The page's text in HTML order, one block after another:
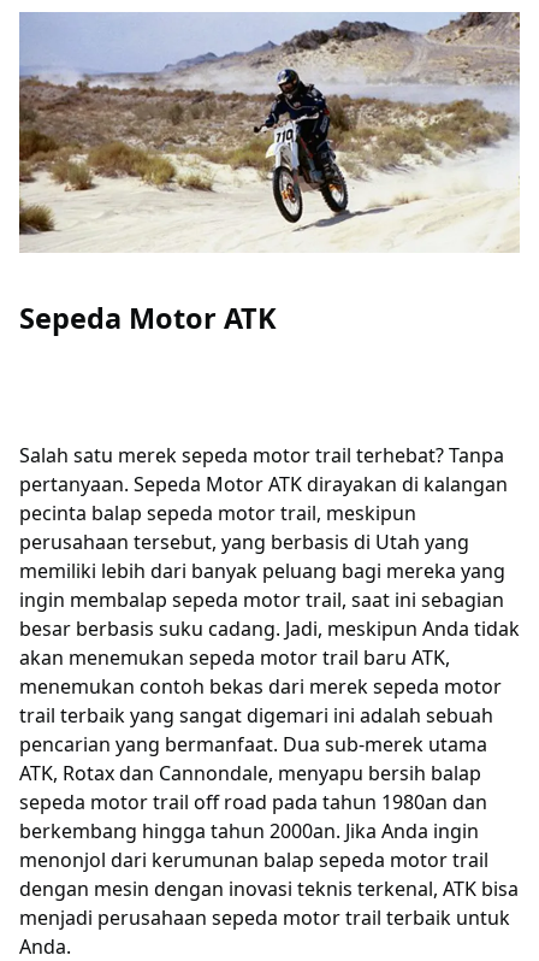
Sepeda Motor ATK
Salah satu merek sepeda motor trail terhebat? Tanpa
pertanyaan. Sepeda Motor ATK dirayakan di kalangan
pecinta balap sepeda motor trail, meskipun
perusahaan tersebut, yang berbasis di Utah yang
memiliki lebih dari banyak peluang bagi mereka yang
ingin membalap sepeda motor trail, saat ini sebagian
besar berbasis suku cadang. Jadi, meskipun Anda tidak
akan menemukan sepeda motor trail baru ATK,
menemukan contoh bekas dari merek sepeda motor
trail terbaik yang sangat digemari ini adalah sebuah
pencarian yang bermanfaat. Dua sub-merek utama
ATK, Rotax dan Cannondale, menyapu bersih balap
sepeda motor trail off road pada tahun 1980an dan
berkembang hingga tahun 2000an. Jika Anda ingin
menonjol dari kerumunan balap sepeda motor trail
dengan mesin dengan inovasi teknis terkenal, ATK bisa
menjadi perusahaan sepeda motor trail terbaik untuk
Anda.